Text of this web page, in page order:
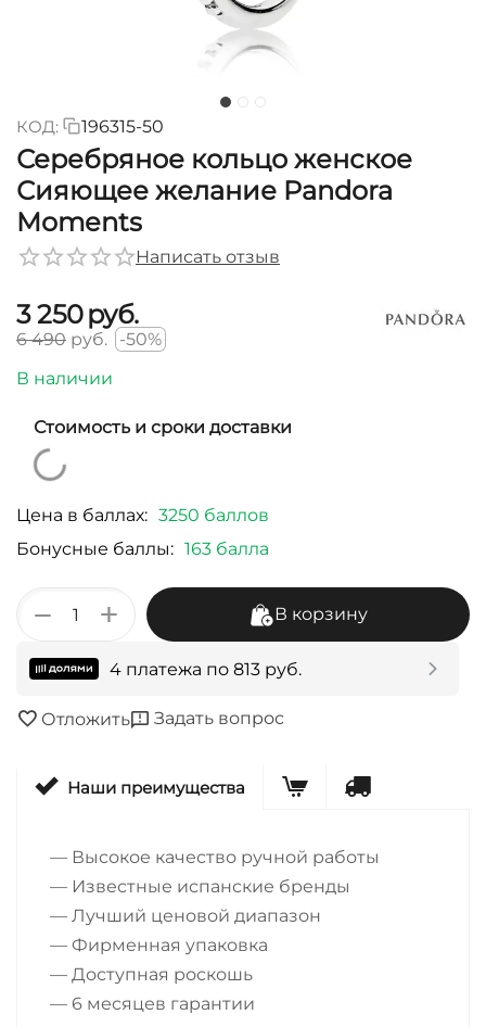
КОД: 196315-50
Серебряное кольцо женское
Сияющее желание Pandora
Moments
Написать отзыв
3 250руб.
6 490 руб.
-50%
В наличии
Стоимость и сроки доставки
Цена в баллах: 3250 баллов
Бонусные баллы: 163 балла
+
− В корзину
4 платежа по 813 руб.
Отложить Задать вопрос
Наши преимущества
— Высокое качество ручной работы
— Известные испанские бренды
— Лучший ценовой диапазон
— Фирменная упаковка
— Доступная роскошь
— 6 месяцев гарантии